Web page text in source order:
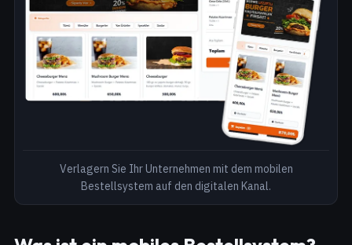
Verlagern Sie Ihr Unternehmen mit dem mobilen
Bestellsystem auf den digitalen Kanal.